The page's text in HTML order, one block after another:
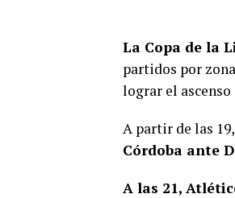
La Copa de la
partidos por
lograr el
A partir de las
Córdoba ante
A las 21,